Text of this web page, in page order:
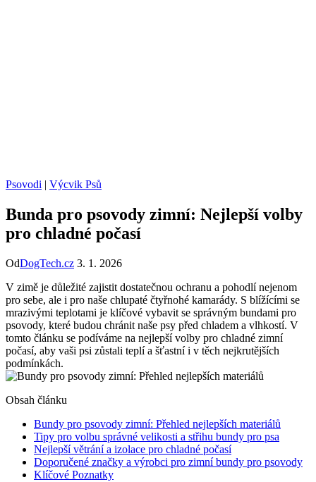
Psovodi | Výcvik Psů
Bunda pro psovody zimní: Nejlepší volby
pro chladné počasí
OdDogTech.cz 3. 1. 2026
V zimě je důležité zajistit dostatečnou ochranu a pohodlí nejenom
pro sebe, ale i pro naše chlupaté čtyřnohé kamarády. S blížícími se
mrazivými teplotami je klíčové vybavit se správným bundami pro
psovody, které budou chránit naše psy před chladem a vlhkostí. V
tomto článku se podíváme na nejlepší volby pro chladné zimní
počasí, aby vaši psi zůstali teplí a šťastní i v těch nejkrutějších
podmínkách.
Obsah článku
Bundy pro psovody zimní: Přehled nejlepších materiálů
Tipy pro volbu správné velikosti a střihu bundy pro psa
Nejlepší větrání a izolace pro chladné počasí
Doporučené značky a výrobci pro zimní bundy pro psovody
Klíčové Poznatky